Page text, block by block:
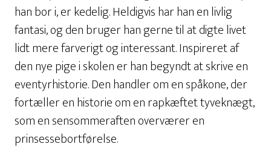
han bor i, er kedelig. Heldigvis har han en livlig
fantasi, og den bruger han gerne til at digte livet
lidt mere farverigt og interessant. Inspireret af
den nye pige i skolen er han begyndt at skrive en
eventyrhistorie. Den handler om en spåkone, der
fortæller en historie om en rapkæftet tyveknægt,
som en sensommeraften overværer en
prinsessebortførelse.